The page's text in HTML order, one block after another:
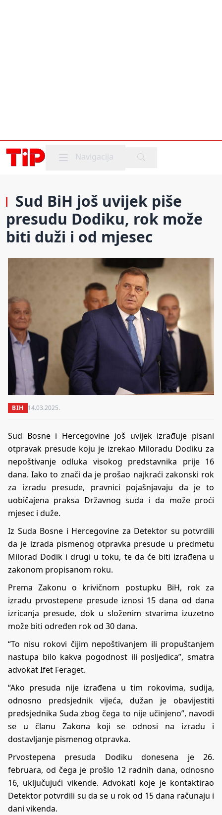
Mobile menu
Navigacija
Sud BiH još uvijek piše
presudu Dodiku, rok može
biti duži i od mjesec
BIH 14.03.2025.
Sud Bosne i Hercegovine još uvijek izrađuje pisani
otpravak presude koju je izrekao Miloradu Dodiku za
nepoštivanje odluka visokog predstavnika prije 16
dana. Iako to znači da je prošao najkraći zakonski rok
za izradu presude, pravnici pojašnjavaju da je to
uobičajena praksa Državnog suda i da može proći
mjesec i duže.
Iz Suda Bosne i Hercegovine za Detektor su potvrdili
da je izrada pismenog otpravka presude u predmetu
Milorad Dodik i drugi u toku, te da će biti izrađena u
zakonom propisanom roku.
Prema Zakonu o krivičnom postupku BiH, rok za
izradu prvostepene presude iznosi 15 dana od dana
izricanja presude, dok u složenim stvarima izuzetno
može biti određen rok od 30 dana.
“To nisu rokovi čijim nepoštivanjem ili propuštanjem
nastupa bilo kakva pogodnost ili posljedica”, smatra
advokat Ifet Feraget.
“Ako presuda nije izrađena u tim rokovima, sudija,
odnosno predsjednik vijeća, dužan je obavijestiti
predsjednika Suda zbog čega to nije učinjeno”, navodi
se u članu Zakona koji se odnosi na izradu i
dostavljanje pismenog otpravka.
Prvostepena presuda Dodiku donesena je 26.
februara, od čega je prošlo 12 radnih dana, odnosno
16, uključujući vikende. Advokati koje je kontaktirao
Detektor potvrdili su da se u rok od 15 dana računaju i
dani vikenda.